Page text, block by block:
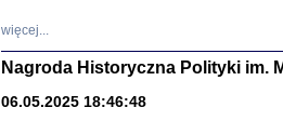
więcej...
Nagroda Historyczna Polityki im.
06.05.2025 18:46:48